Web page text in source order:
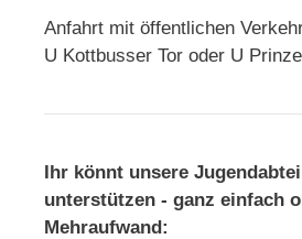
Anfahrt mit öffentlichen
U Kottbusser Tor oder U
Ihr könnt unsere
unterstützen - ganz einfach
Mehraufwand: